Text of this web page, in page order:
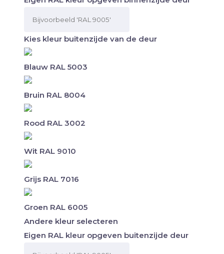
Kies kleur buitenzijde van de deur
Blauw RAL 5003
Bruin RAL 8004
Rood RAL 3002
Wit RAL 9010
Grijs RAL 7016
Groen RAL 6005
Andere kleur selecteren
Eigen RAL kleur opgeven buitenzijde deur